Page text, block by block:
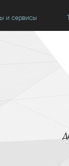
и сервисы